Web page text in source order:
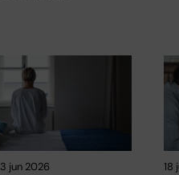
jun 2026 18